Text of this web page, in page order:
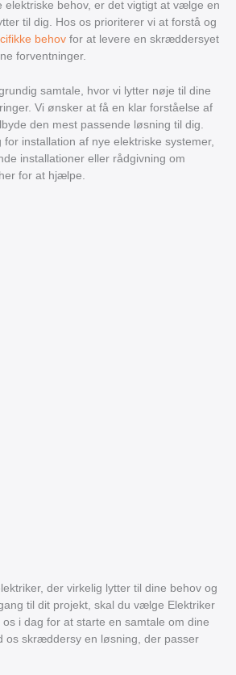
elektriske behov, er det vigtigt at vælge en
til dig. Hos os prioriterer vi at forstå og
behov for at levere en skræddersyet
forventninger.
samtale, hvor vi lytter nøje til dine
Vi ønsker at få en klar forståelse af
den mest passende løsning til dig.
installation af nye elektriske systemer,
installationer eller rådgivning om
for at hjælpe.
der virkelig lytter til dine behov og
til dit projekt, skal du vælge Elektriker
i dag for at starte en samtale om dine
os skræddersy en løsning, der passer